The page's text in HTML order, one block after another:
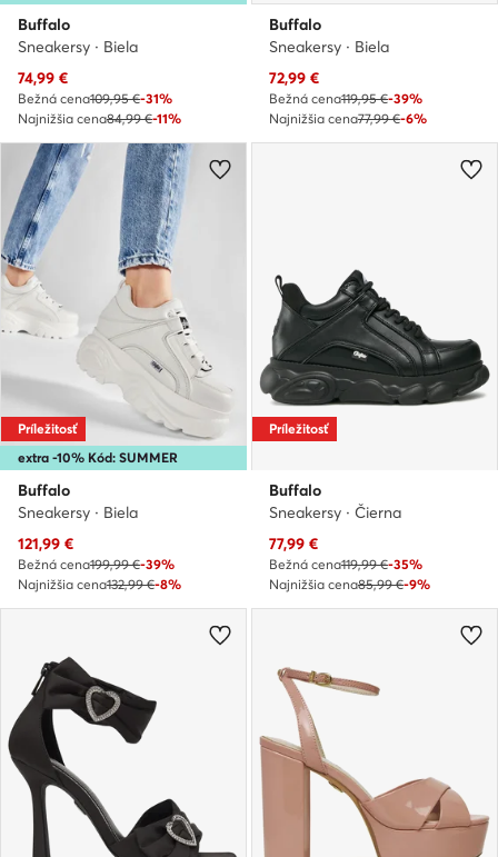
Buffalo
Sneakersy · Biela
Aktuálna cena
74,99 €
Bežná cena109,95 €-31%
Najnižšia cena84,99 €-11%
Buffalo
Sneakersy · Biela
Aktuálna cena
72,99 €
Bežná cena119,95 €-39%
Najnižšia cena77,99 €-6%
extra -10% Kód: SUMMER
Príležitosť
Buffalo
Sneakersy · Biela
Aktuálna cena
121,99 €
Bežná cena199,99 €-39%
Najnižšia cena132,99 €-8%
Príležitosť
Buffalo
Sneakersy · Čierna
Aktuálna cena
77,99 €
Bežná cena119,99 €-35%
Najnižšia cena85,99 €-9%